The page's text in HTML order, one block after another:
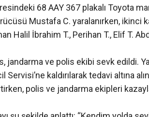
68 AAY 367 plakalı Toyota
Mustafa C. yaralanırken, ikinci
Halil İbrahim T., Perihan T., Elif T.
jandarma ve polis ekibi sevk edildi.
kaldırılarak tedavi altına
polis ve jandarma ekipleri